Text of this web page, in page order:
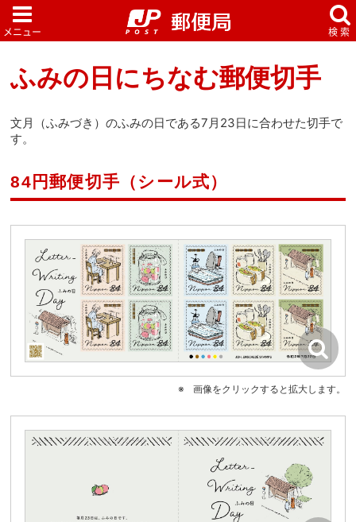
ふみの日にちなむ郵便切手
文月（ふみづき）のふみの日である7月23日に合わせた切手で
す。
84円郵便切手（シール式）
画像をクリックすると拡大します。